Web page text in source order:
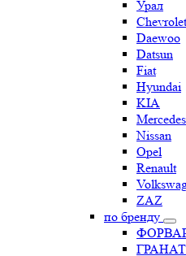
Урал
Chevrolet
Daewoo
Datsun
Fiat
Hyundai
KIA
Nissan
Opel
Renault
ZAZ
по бренду
ГРАНАТ